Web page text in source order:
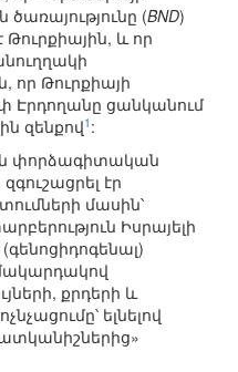
(BND)
և որ
որ Թուրքիայի
Էրդողանը ցանկանում
զենքով1 :
փորձագիտական
էր
մասին՝
Իսրայելի
քրդերի և
ելնելով